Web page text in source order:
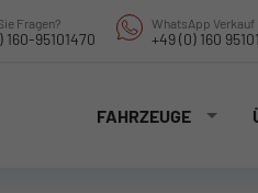
Fragen?
160-95101470
WhatsApp Verkauf
+49 (0) 160
FAHRZEUGE